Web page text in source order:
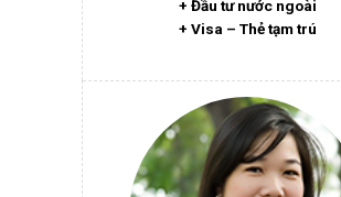
+ Đầu tư nước ngoài
+ Visa – Thẻ tạm trú